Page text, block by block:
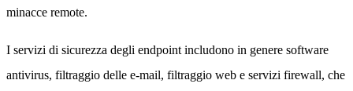
minacce remote.
I servizi di sicurezza degli endpoint includono in genere software
antivirus, filtraggio delle e-mail, filtraggio web e servizi firewall, che